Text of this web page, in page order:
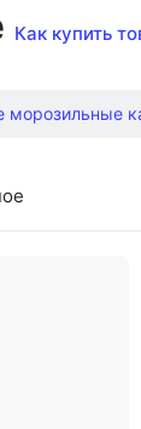
Как купить
морозильные